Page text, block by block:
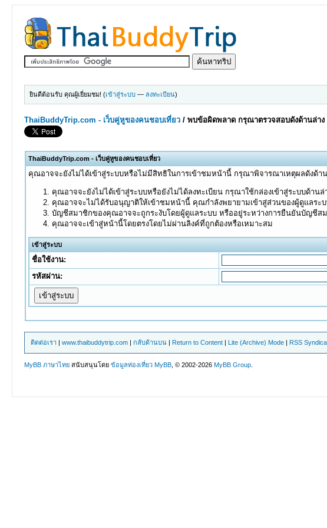
ยินดีต้อนรับ คุณผู้เยี่ยมชม! (เข้าสู่ระบบ — ลงทะเบียน)
ThaiBuddyTrip.com - เว็บคู่หูของคนชอบเที่ยว /พบข้อผิดพลาด กรุณาตรวจสอบดังด้านล่าง
ThaiBuddyTrip.com - เว็บคู่หูของคนชอบเที่ยว
คุณอาจจะยังไม่ได้เข้าสู่ระบบหรือไม่มีสิทธิในการเข้าชมหน้านี้ กรุณาพิจารณาเหตุผลดังด้า
คุณอาจจะยังไม่ได้เข้าสู่ระบบหรือยังไม่ได้ลงทะเบียน กรุณาใช้กล่องเข้าสู่ระบบด้านล่
คุณอาจจะไม่ได้รับอนุญาติให้เข้าชมหน้านี้ คุณกำลังพยายามเข้าสู่ส่วนของผู้ดูแลร
บัญชีสมาชิกของคุณอาจจะถูกระงับโดยผู้ดูแลระบบ หรืออยู่ระหว่างการยืนยันบัญชีส
คุณอาจจะเข้าสู่หน้านี้โดยตรงโดยไม่ผ่านลิงค์ที่ถูกต้องหรือเหมาะสม
เข้าสู่ระบบ
ชื่อใช้งาน:
รหัสผ่าน:
ติดต่อเรา |www.thaibuddytrip.com |กลับด้านบน | Return to Content | Lite (Archive) Mode | RSS
MyBB ภาษาไทย สนับสนุนโดยข้อมูลท่องเที่ยว MyBB , © 2002-2026MyBB Group